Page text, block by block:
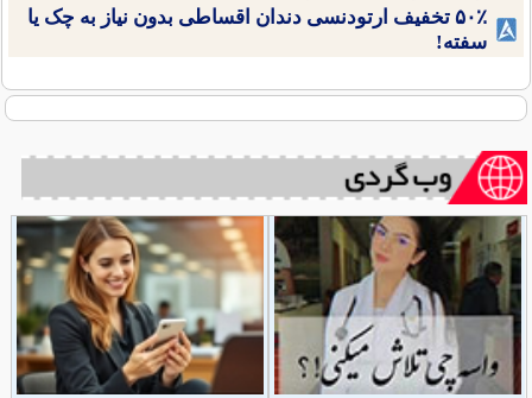
۵۰٪ تخفیف ارتودنسی دندان اقساطی بدون نیاز به چک یا
سفته!